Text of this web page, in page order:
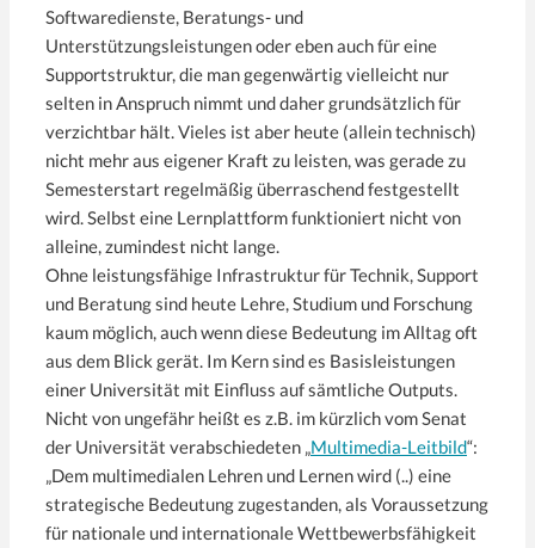
Softwaredienste, Beratungs- und
Unterstützungsleistungen oder eben auch für eine
Supportstruktur, die man gegenwärtig vielleicht nur
selten in Anspruch nimmt und daher grundsätzlich für
verzichtbar hält. Vieles ist aber heute (allein technisch)
nicht mehr aus eigener Kraft zu leisten, was gerade zu
Semesterstart regelmäßig überraschend festgestellt
wird. Selbst eine Lernplattform funktioniert nicht von
alleine, zumindest nicht lange.
Ohne leistungsfähige Infrastruktur für Technik, Support
und Beratung sind heute Lehre, Studium und Forschung
kaum möglich, auch wenn diese Bedeutung im Alltag oft
aus dem Blick gerät. Im Kern sind es Basisleistungen
einer Universität mit Einfluss auf sämtliche Outputs.
Nicht von ungefähr heißt es z.B. im kürzlich vom Senat
der Universität verabschiedeten „Multimedia-Leitbild“:
„Dem multimedialen Lehren und Lernen wird (..) eine
strategische Bedeutung zugestanden, als Voraussetzung
für nationale und internationale Wettbewerbsfähigkeit